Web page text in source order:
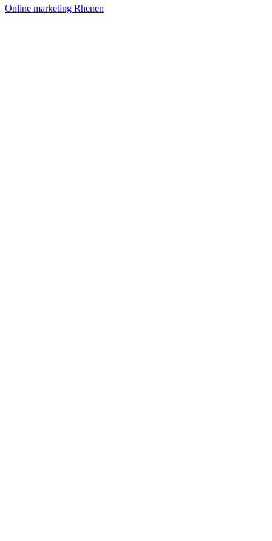
Online marketing Rhenen